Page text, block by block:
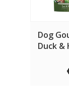
Dog
Duck &